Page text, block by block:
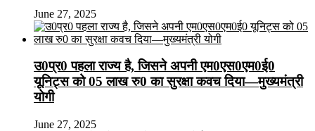
June 27, 2025
उ0प्र0 पहला राज्य है, जिसने अपनी एम0एस0एम0ई0
यूनिट्स को 05 लाख रु0 का सुरक्षा कवच दिया—मुख्यमंत्री
योगी
June 27, 2025